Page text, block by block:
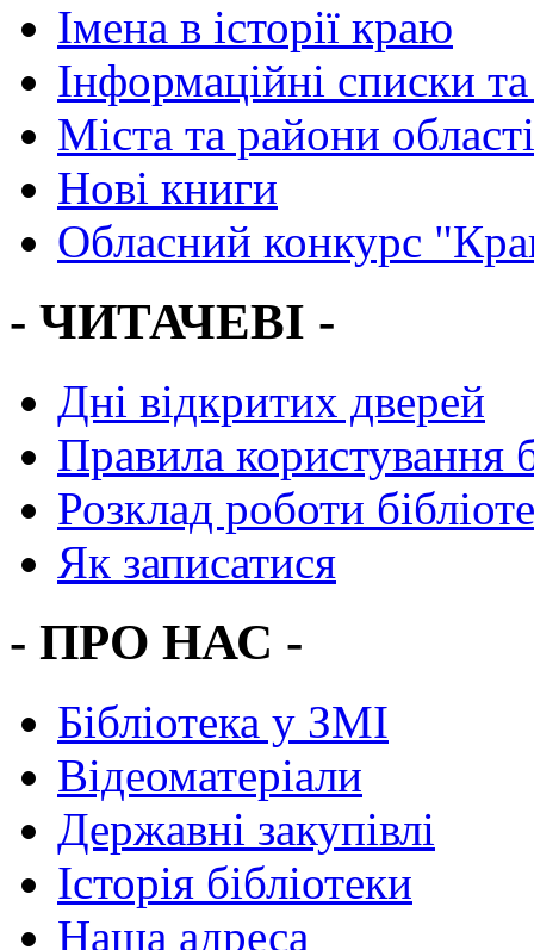
Імена в історії краю
Інформаційні списки
Міста та райони області
Нові книги
Обласний конкурс
- ЧИТАЧЕВІ -
Дні відкритих дверей
Правила користування
Розклад роботи
Як записатися
- ПРО НАС -
Бібліотека у ЗМІ
Відеоматеріали
Державні закупівлі
Історія бібліотеки
Наша адреса